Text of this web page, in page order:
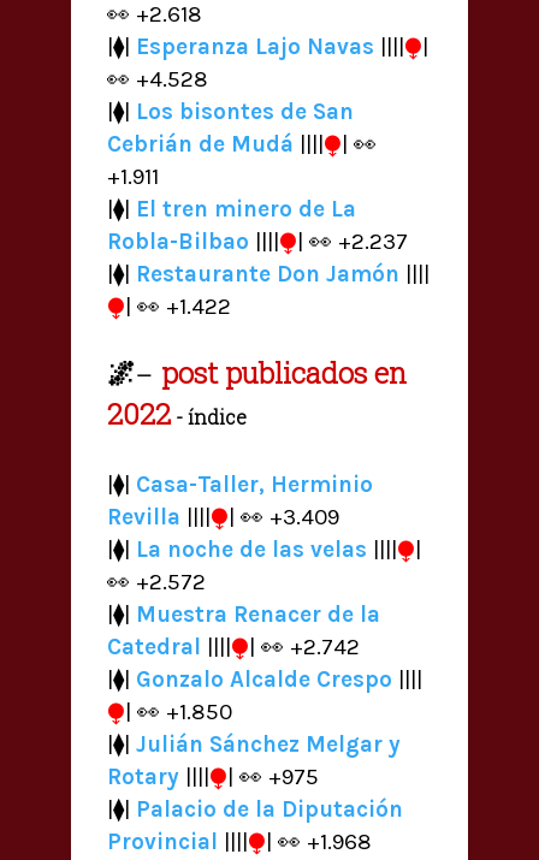
👀 +2.618
|⧫| Esperanza Lajo Navas ⧭
👀 +4.528
|⧫| Los bisontes de San
Cebrián de Mudá
⧭ | 👀
+1.911
|⧫| El tren minero de La
Robla-Bilbao
⧭ | 👀 +2.237
|⧫| Restaurante Don Jamón
⧭ | 👀 +1.422
🌌— post publicados en
2022- índice
|⧫| Casa-Taller, Herminio
Revilla
⧭ | 👀 +3.409
|⧫| La noche de las velas ⧭
👀 +2.572
|⧫| Muestra Renacer de la
Catedral
⧭ | 👀 +2.742
|⧫| Gonzalo Alcalde Crespo
⧭ | 👀 +1.850
|⧫| Julián Sánchez Melgar y
Rotary
⧭ | 👀 +975
|⧫| Palacio de la Diputación
Provincial
⧭ | 👀 +1.968